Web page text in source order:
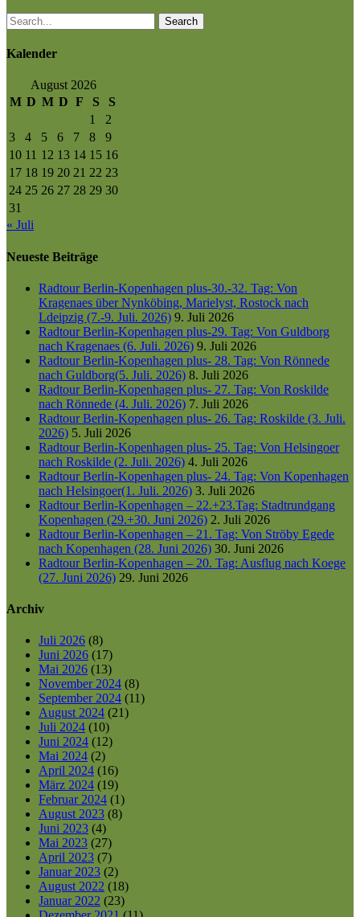
Search
Kalender
August 2026
M D M D F S
S
1
2
3
4 5 6 7 8
9
10 11 12 13 14 15 16
17 18 19 20 21 22 23
24 25 26 27 28 29 30
31
« Juli
Neueste Beiträge
Radtour Berlin-Kopenhagen plus-30.-32. Tag: Von
Kragenaes über Nynköbing, Marielyst, Rostock nach
Ldeipzig (7.-9. Juli. 2026) 9. Juli 2026
Radtour Berlin-Kopenhagen plus-29. Tag: Von Guldborg
nach Kragenaes (6. Juli. 2026) 9. Juli 2026
Radtour Berlin-Kopenhagen plus- 28. Tag: Von Rönnede
nach Guldborg(5. Juli. 2026) 8. Juli 2026
Radtour Berlin-Kopenhagen plus- 27. Tag: Von Roskilde
nach Rönnede (4. Juli. 2026) 7. Juli 2026
Radtour Berlin-Kopenhagen plus- 26. Tag: Roskilde (3. Juli.
2026) 5. Juli 2026
Radtour Berlin-Kopenhagen plus- 25. Tag: Von Helsingoer
nach Roskilde (2. Juli. 2026) 4. Juli 2026
Radtour Berlin-Kopenhagen plus- 24. Tag: Von Kopenhagen
nach Helsingoer(1. Juli. 2026) 3. Juli 2026
Radtour Berlin-Kopenhagen – 22.+23.Tag: Stadtrundgang
Kopenhagen (29.+30. Juni 2026) 2. Juli 2026
Radtour Berlin-Kopenhagen – 21. Tag: Von Ströby Egede
nach Kopenhagen (28. Juni 2026) 30. Juni 2026
Radtour Berlin-Kopenhagen – 20. Tag: Ausflug nach Koege
(27. Juni 2026) 29. Juni 2026
Archiv
Juli 2026 (8)
Juni 2026 (17)
Mai 2026 (13)
November 2024 (8)
September 2024 (11)
August 2024 (21)
Juli 2024 (10)
Juni 2024 (12)
Mai 2024 (2)
April 2024 (16)
März 2024 (19)
Februar 2024 (1)
August 2023 (8)
Juni 2023 (4)
Mai 2023 (27)
April 2023 (7)
Januar 2023 (2)
August 2022 (18)
Januar 2022 (23)